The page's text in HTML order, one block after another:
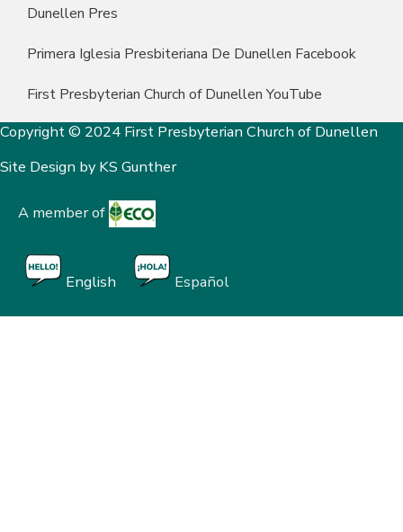
Dunellen Pres
Primera Iglesia Presbiteriana De Dunellen Facebook
First Presbyterian Church of Dunellen YouTube
Copyright © 2024 First Presbyterian Church of Dunellen
Site Design byKS Gunther
A member of
English Español